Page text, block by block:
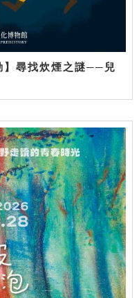
】尋找炊煙之謎──兒